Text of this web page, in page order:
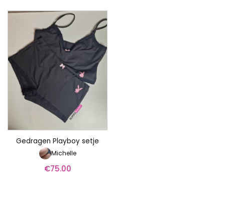
Gedragen Playboy setje
Michelle
€75.00